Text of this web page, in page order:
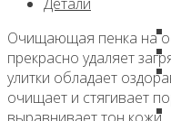
Очищающая пенка на
прекрасно удаляет
улитки обладает
очищает и стягивает